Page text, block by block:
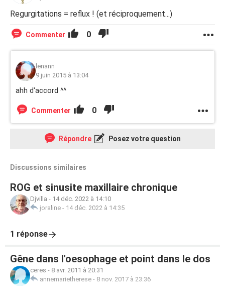
Regurgitations = reflux ! (et réciproquement...)
Commenter 0
lenann
9 juin 2015 à 13:04
ahh d'accord ^^
Commenter 0
Répondre Posez votre question
Discussions similaires
ROG et sinusite maxillaire chronique
Djvilla - 14 déc. 2022 à 14:10
joraline - 14 déc. 2022 à 14:35
1 réponse
Gêne dans l'oesophage et point dans le dos
ceres - 8 avr. 2011 à 20:31
annemarietherese - 8 nov. 2017 à 23:36